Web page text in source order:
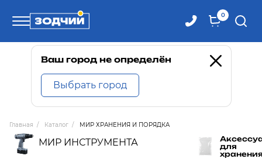
0
Телефоны
8 800 100-71-71
8 (4242) 30-00-27
Ваш город не определён
Выбрать город
Главная / Каталог / МИР ХРАНЕНИЯ И ПОРЯДКА
МИР ИНСТРУМЕНТА
для